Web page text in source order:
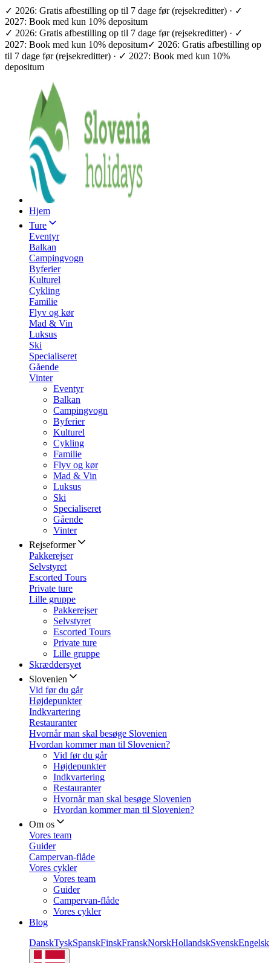
✓ 2026: Gratis afbestilling op til 7 dage før (rejsekreditter) · ✓
2027: Book med kun 10% depositum
✓ 2026: Gratis afbestilling op til 7 dage før (rejsekreditter) · ✓
2027: Book med kun 10% depositum✓ 2026: Gratis afbestilling op
til 7 dage før (rejsekreditter) · ✓ 2027: Book med kun 10%
depositum
Hjem
Ture
Eventyr
Balkan
Campingvogn
Byferier
Kulturel
Cykling
Familie
Flyv og kør
Mad & Vin
Luksus
Ski
Specialiseret
Gående
Vinter
Eventyr
Balkan
Campingvogn
Byferier
Kulturel
Cykling
Familie
Flyv og kør
Mad & Vin
Luksus
Ski
Specialiseret
Gående
Vinter
Rejseformer
Pakkerejser
Selvstyret
Escorted Tours
Private ture
Lille gruppe
Pakkerejser
Selvstyret
Escorted Tours
Private ture
Lille gruppe
Skræddersyet
Slovenien
Vid før du går
Højdepunkter
Indkvartering
Restauranter
Hvornår man skal besøge Slovenien
Hvordan kommer man til Slovenien?
Vid før du går
Højdepunkter
Indkvartering
Restauranter
Hvornår man skal besøge Slovenien
Hvordan kommer man til Slovenien?
Om os
Vores team
Guider
Campervan-flåde
Vores cykler
Vores team
Guider
Campervan-flåde
Vores cykler
Blog
DanskTyskSpanskFinskFranskNorskHollandskSvenskEngelsk